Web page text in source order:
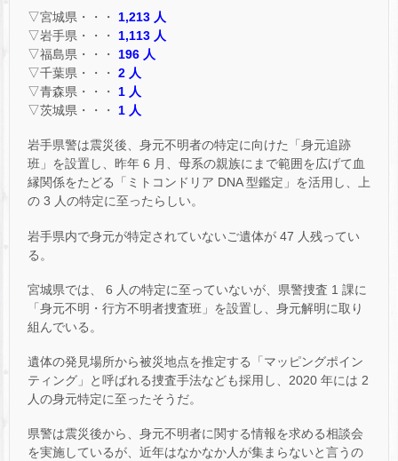
▽宮城県・・・ 1,213 人
▽岩手県・・・ 1,113 人
▽福島県・・・ 196 人
▽千葉県・・・ 2 人
▽青森県・・・ 1 人
▽茨城県・・・ 1 人
岩手県警は震災後、身元不明者の特定に向けた「身元追跡
班」を設置し、昨年 6 月、母系の親族にまで範囲を広げて血
縁関係をたどる「ミトコンドリア DNA 型鑑定」を活用し、上
の 3 人の特定に至ったらしい。
岩手県内で身元が特定されていないご遺体が 47 人残ってい
る。
宮城県では、 6 人の特定に至っていないが、県警捜査 1 課に
「身元不明・行方不明者捜査班」を設置し、身元解明に取り
組んでいる。
遺体の発見場所から被災地点を推定する「マッピングポイン
ティング」と呼ばれる捜査手法なども採用し、2020 年には 2
人の身元特定に至ったそうだ。
県警は震災後から、身元不明者に関する情報を求める相談会
を実施しているが、近年はなかなか人が集まらないと言うの